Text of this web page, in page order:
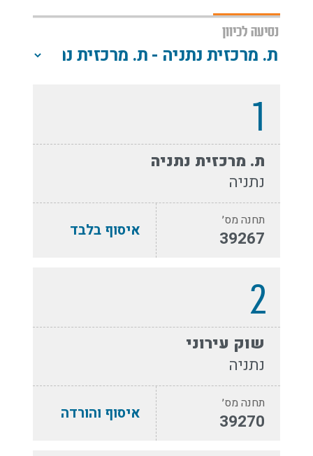
נסיעה לכיוון
1
ת. מרכזית נתניה
נתניה
תחנה מס׳
39267 איסוף בלבד
2
שוק עירוני
נתניה
תחנה מס׳
39270 איסוף והורדה